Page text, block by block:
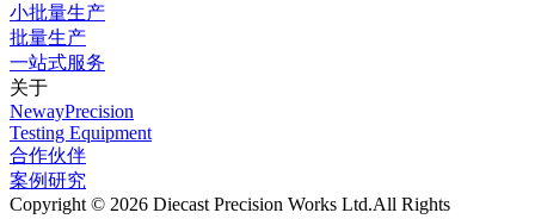
小批量生产
批量生产
一站式服务
关于
NewayPrecision
Testing Equipment
合作伙伴
案例研究
Copyright © 2026 Diecast Precision Works Ltd.All Rights